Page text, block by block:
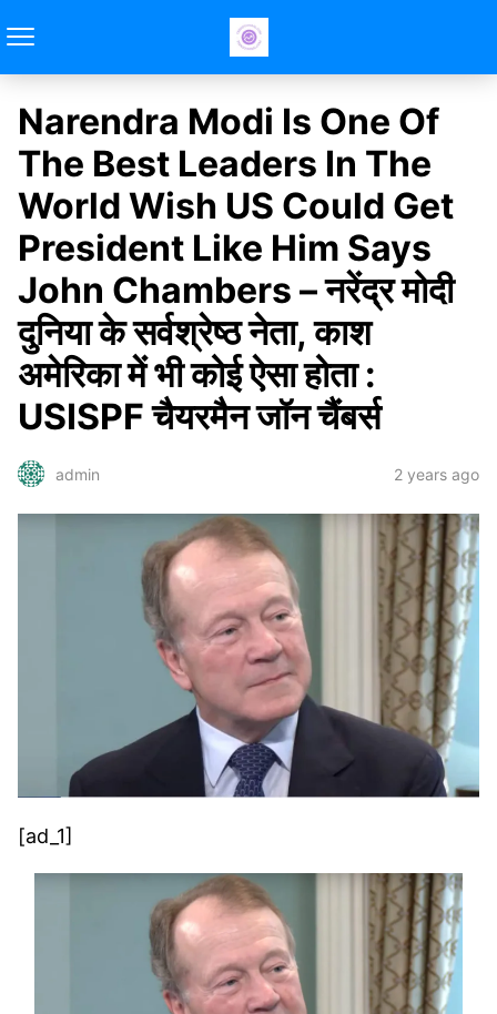
Narendra Modi Is One Of
The Best Leaders In The
World Wish US Could Get
President Like Him Says
John Chambers – नरेंद्र मोदी
दुनिया के सर्वश्रेष्ठ नेता, काश
अमेरिका में भी कोई ऐसा होता :
USISPF चैयरमैन जॉन चैंबर्स
admin 2 years ago
[ad_1]